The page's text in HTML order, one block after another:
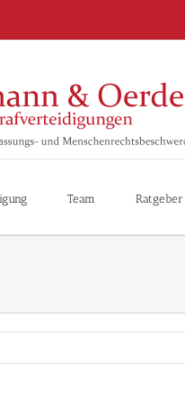
Team Ratgeber